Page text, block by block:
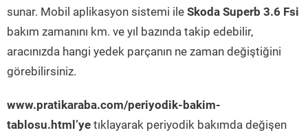
sunar. Mobil aplikasyon sistemi ile Skoda Superb 3.6 Fsi
bakım zamanını km. ve yıl bazında takip edebilir,
aracınızda hangi yedek parçanın ne zaman değiştiğini
görebilirsiniz.
www.pratikaraba.com/periyodik-bakim-
tablosu.html’ye tıklayarak periyodik bakımda değişen